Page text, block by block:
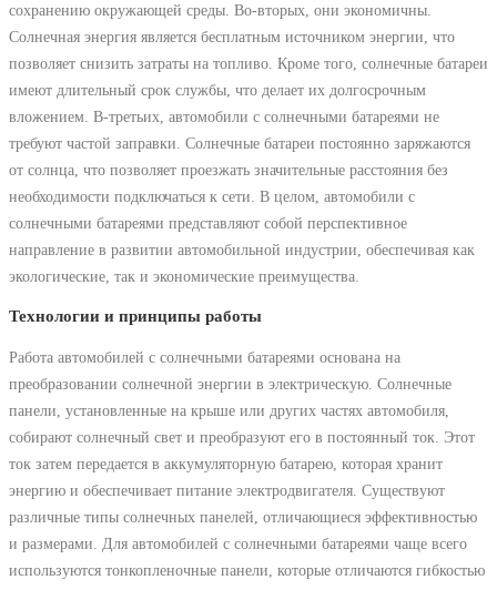
сохранению окружающей среды. Во-вторых, они экономичны.
Солнечная энергия является бесплатным источником энергии, что
позволяет снизить затраты на топливо. Кроме того, солнечные батареи
имеют длительный срок службы, что делает их долгосрочным
вложением. В-третьих, автомобили с солнечными батареями не
требуют частой заправки. Солнечные батареи постоянно заряжаются
от солнца, что позволяет проезжать значительные расстояния без
необходимости подключаться к сети. В целом, автомобили с
солнечными батареями представляют собой перспективное
направление в развитии автомобильной индустрии, обеспечивая как
экологические, так и экономические преимущества.
Технологии и принципы работы
Работа автомобилей с солнечными батареями основана на
преобразовании солнечной энергии в электрическую. Солнечные
панели, установленные на крыше или других частях автомобиля,
собирают солнечный свет и преобразуют его в постоянный ток. Этот
ток затем передается в аккумуляторную батарею, которая хранит
энергию и обеспечивает питание электродвигателя. Существуют
различные типы солнечных панелей, отличающиеся эффективностью
и размерами. Для автомобилей с солнечными батареями чаще всего
используются тонкопленочные панели, которые отличаются гибкостью